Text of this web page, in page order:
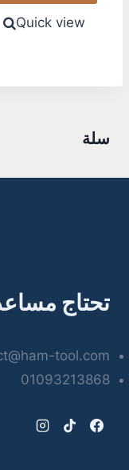
Quick view
سلة
تحتاج
tool.com
01093213868